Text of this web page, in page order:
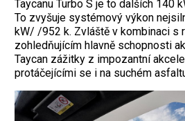
Taycanu Turbo S je to dalších 140
To zvyšuje systémový výkon
kW/ /952 k. Zvláště v kombinaci s
zohledňujícím hlavně schopnosti
Taycan zážitky z impozantní
protáčejícími se i na suchém